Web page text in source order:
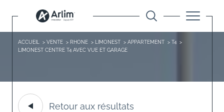
ACCUEIL VENTE RHONE LIMONEST APPARTEMENT
T4
LIMONEST CENTRE T4 AVEC VUE ET GARAGE
Retour aux résultats